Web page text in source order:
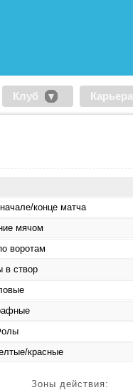
Клуб Карьера
конце матча
мячом
воротам
в створ
красные
Зоны действия: